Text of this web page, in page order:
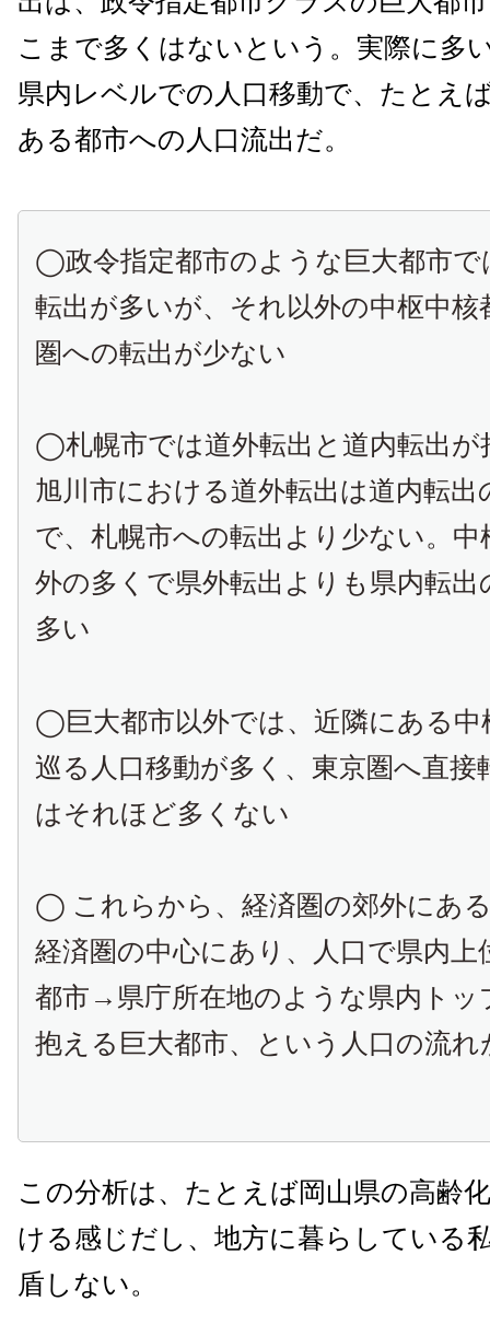
こまで多くはないという。実際に多
県内レベルでの人口移動で、たとえ
ある都市への人口流出だ。
◯政令指定都市のような巨大都市で
転出が多いが、それ以外の中枢中核
圏への転出が少ない
◯札幌市では道外転出と道内転出が
旭川市における道外転出は道内転出
で、札幌市への転出より少ない。中
外の多くで県外転出よりも県内転
多い
◯巨大都市以外では、近隣にある中
巡る人口移動が多く、東京圏へ直接
はそれほど多くない
◯ これらから、経済圏の郊外にあ
経済圏の中心にあり、人口で県内上
都市→県庁所在地のような県内トッ
抱える巨大都市、という人口の流
この分析は、たとえば岡山県の高齢
ける感じだし、地方に暮らしている
盾しない。